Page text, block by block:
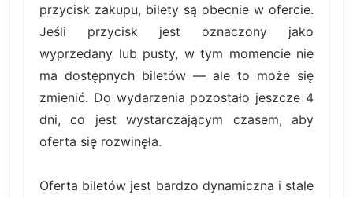
przycisk zakupu, bilety są obecnie w ofercie.
Jeśli przycisk jest oznaczony jako
wyprzedany lub pusty, w tym momencie nie
ma dostępnych biletów — ale to może się
zmienić. Do wydarzenia pozostało jeszcze 4
dni, co jest wystarczającym czasem, aby
oferta się rozwinęła.
Oferta biletów jest bardzo dynamiczna i stale